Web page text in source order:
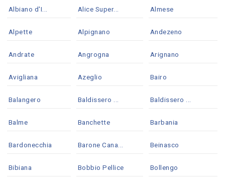
Albiano d'I... Alice Super... Almese
Alpette Alpignano Andezeno
Andrate Angrogna Arignano
Avigliana Azeglio Bairo
Balangero Baldissero ... Baldissero ...
Balme Banchette Barbania
Bardonecchia Barone Cana... Beinasco
Bibiana Bobbio Pellice Bollengo